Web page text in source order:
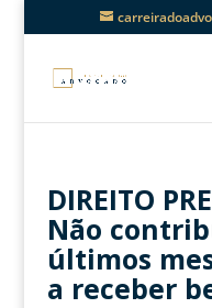
DIREITO
Não
últimos
a receber